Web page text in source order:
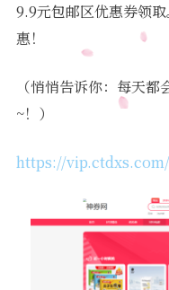
9.9元包邮区优惠券领
惠！
（悄悄告诉你：每天
~！）
https://